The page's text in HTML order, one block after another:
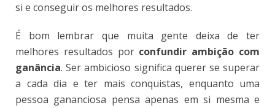
si e conseguir os melhores resultados.
É bom lembrar que muita gente deixa de ter
melhores resultados por confundir ambição com
ganância. Ser ambicioso significa querer se superar
a cada dia e ter mais conquistas, enquanto uma
pessoa gananciosa pensa apenas em si mesma e